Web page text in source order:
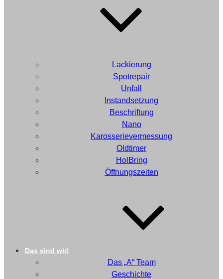
Lackierung
Spotrepair
Unfall
Instandsetzung
Beschriftung
Nano
Karosserievermessung
Oldtimer
HolBring
Öffnungszeiten
Das sind wir!
Das „A“ Team
Geschichte